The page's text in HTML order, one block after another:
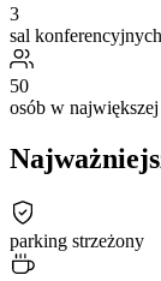
3
sal konferencyjnych
50
osób w największej
parking strzeżony